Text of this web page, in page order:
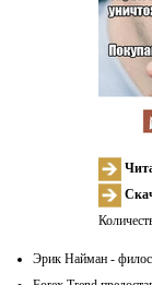
Эрик Найман -